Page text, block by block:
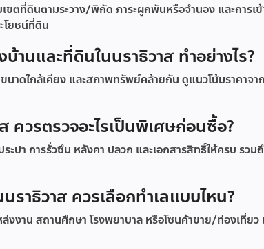
ขตที่ดินตามระวาง/พิกัด ภาระผูกพันหรือจำนอง และการ
โยชน์ที่ดิน
านและที่ดินในนราธิวาส ทำอย่างไร?
ขนาดใกล้เคียง และสภาพทรัพย์คล้ายกัน ดูแนวโน้มราคาจ
ควรตรวจอะไรเป็นพิเศษก่อนซื้อ?
ระปา การรั่วซึม หลังคา ปลวก และเอกสารสิทธิ์ให้ครบ ร
ราธิวาส ควรเลือกทำเลแบบไหน?
งงาน สถานศึกษา โรงพยาบาล หรือโซนค้าขาย/ท่องเที่ย